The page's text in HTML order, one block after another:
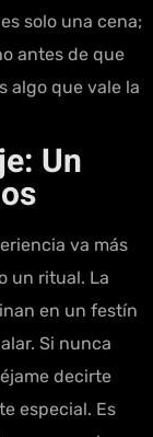
solo una cena;
antes de que
algo que vale la
Un
va más
un ritual. La
en un festín
Si nunca
decirte
especial. Es